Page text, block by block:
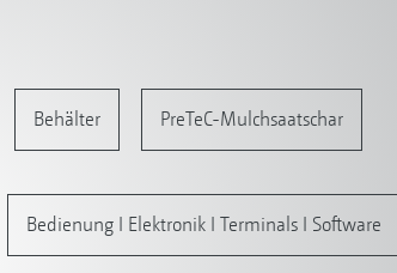
Behälter PreTeC-Mulchsaatschar
Bedienung I Elektronik I Terminals I Software